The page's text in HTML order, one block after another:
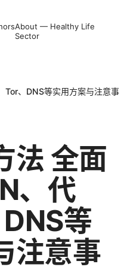
About — Healthy Life
Sector
Tor、DNS等实用方案与注意事
法 全面
、代
等
注意事